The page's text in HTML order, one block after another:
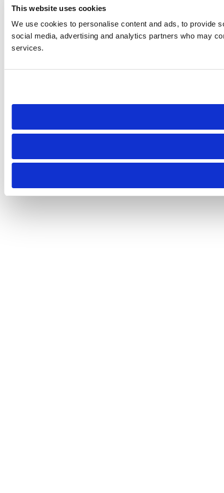
This website uses cookies
We use cookies to personalise content and ads, to provide
social media, advertising and analytics partners who may
services.